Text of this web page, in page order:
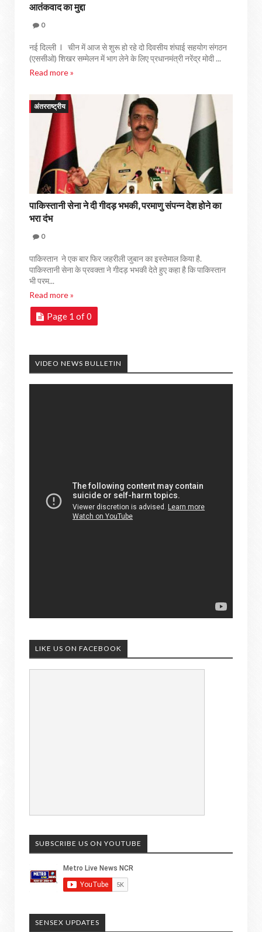
आतंकवाद का मुद्दा
0
नई दिल्ली I चीन में आज से शुरू हो रहे दो दिवसीय शंघाई सहयोग संगठन
(एससीओ) शिखर सम्मेलन में भाग लेने के लिए प्रधानमंत्री नरेंद्र मोदी ...
Read more »
अंतरराष्ट्रीय
पाकिस्तानी सेना ने दी गीदड़ भभकी, परमाणु संपन्न देश होने का
भरा दंभ
0
पाकिस्तान ने एक बार फिर जहरीली जुबान का इस्तेमाल किया है.
पाकिस्तानी सेना के प्रवक्ता ने गीदड़ भभकी देते हुए कहा है कि पाकिस्तान
भी परम...
Read more »
Page 1 of 0
VIDEO NEWS BULLETIN
LIKE US ON FACEBOOK
SUBSCRIBE US ON YOUTUBE
SENSEX UPDATES